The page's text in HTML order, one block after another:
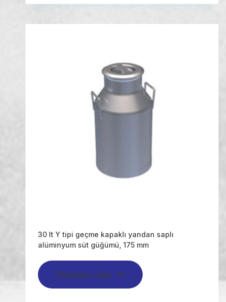
30 lt Y tipi geçme kapaklı yandan saplı
alüminyum süt güğümü, 175 mm
Devamını oku